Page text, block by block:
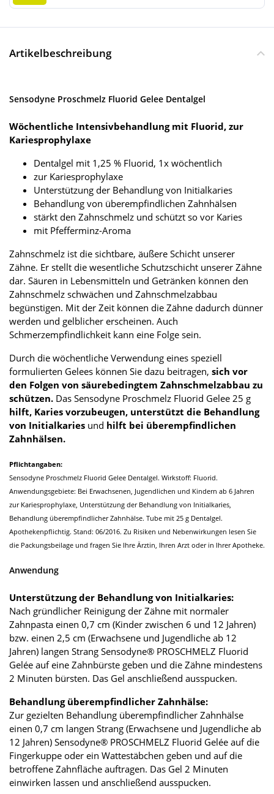
Artikelbeschreibung
Sensodyne Proschmelz Fluorid Gelee Dentalgel
Wöchentliche Intensivbehandlung mit Fluorid, zur
Kariesprophylaxe
Dentalgel mit 1,25 % Fluorid, 1x wöchentlich
zur Kariesprophylaxe
Unterstützung der Behandlung von Initialkaries
Behandlung von überempfindlichen Zahnhälsen
stärkt den Zahnschmelz und schützt so vor Karies
mit Pfefferminz-Aroma
Zahnschmelz ist die sichtbare, äußere Schicht unserer
Zähne. Er stellt die wesentliche Schutzschicht unserer Zähne
dar. Säuren in Lebensmitteln und Getränken können den
Zahnschmelz schwächen und Zahnschmelzabbau
begünstigen. Mit der Zeit können die Zähne dadurch dünner
werden und gelblicher erscheinen. Auch
Schmerzempfindlichkeit kann eine Folge sein.
Durch die wöchentliche Verwendung eines speziell
formulierten Gelees können Sie dazu beitragen, sich vor
den Folgen von säurebedingtem Zahnschmelzabbau zu
schützen. Das Sensodyne Proschmelz Fluorid Gelee 25 g
hilft, Karies vorzubeugen, unterstützt die Behandlung
von Initialkaries und hilft bei überempfindlichen
Zahnhälsen.
Pflichtangaben:
Sensodyne Proschmelz Fluorid Gelee Dentalgel. Wirkstoff: Fluorid.
Anwendungsgebiete: Bei Erwachsenen, Jugendlichen und Kindern ab 6 Jahren
zur Kariesprophylaxe, Unterstützung der Behandlung von Initialkaries,
Behandlung überempfindlicher Zahnhälse. Tube mit 25 g Dentalgel.
Apothekenpflichtig. Stand: 06/2016. Zu Risiken und Nebenwirkungen lesen Sie
die Packungsbeilage und fragen Sie Ihre Ärztin, Ihren Arzt oder in Ihrer Apotheke.
Anwendung
Unterstützung der Behandlung von Initialkaries:
Nach gründlicher Reinigung der Zähne mit normaler
Zahnpasta einen 0,7 cm (Kinder zwischen 6 und 12 Jahren)
bzw. einen 2,5 cm (Erwachsene und Jugendliche ab 12
Jahren) langen Strang Sensodyne® PROSCHMELZ Fluorid
Gelée auf eine Zahnbürste geben und die Zähne mindestens
2 Minuten bürsten. Das Gel anschließend ausspucken.
Behandlung überempfindlicher Zahnhälse:
Zur gezielten Behandlung überempfindlicher Zahnhälse
einen 0,7 cm langen Strang (Erwachsene und Jugendliche ab
12 Jahren) Sensodyne® PROSCHMELZ Fluorid Gelée auf die
Fingerkuppe oder ein Wattestäbchen geben und auf die
betroffene Zahnfläche auftragen. Das Gel 2 Minuten
einwirken lassen und anschließend ausspucken.